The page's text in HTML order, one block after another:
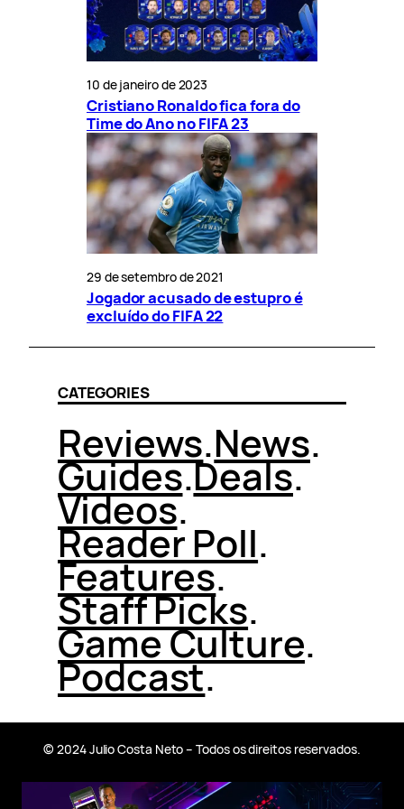
10 de janeiro de 2023
Cristiano Ronaldo fica fora do
Time do Ano no FIFA 23
29 de setembro de 2021
Jogador acusado de estupro é
excluído do FIFA 22
CATEGORIES
Reviews.News.
Guides.Deals.
Videos.
Reader Poll.
Features.
Staff Picks.
Game Culture.
Podcast.
© 2024 Julio Costa Neto – Todos os direitos reservados.